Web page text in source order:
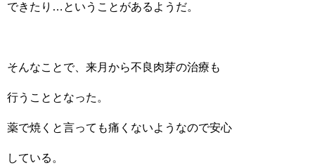
できたり…ということがあるようだ。
そんなことで、来月から不良肉芽の治療も
行うこととなった。
薬で焼くと言っても痛くないようなので安心
している。